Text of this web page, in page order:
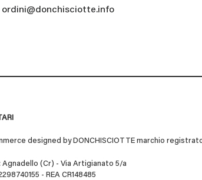
ordini@donchisciotte.info
designed by DONCHISCIOTTE marchio
Agnadello (Cr) - Via Artigianato 5/a
- REA CR148485